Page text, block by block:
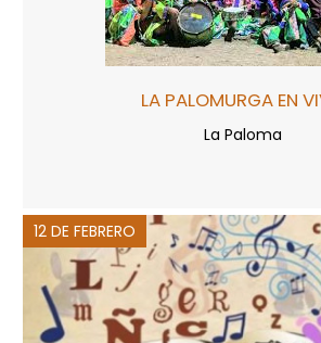
LA PALOMURGA EN
La Paloma
12 DE FEBRERO